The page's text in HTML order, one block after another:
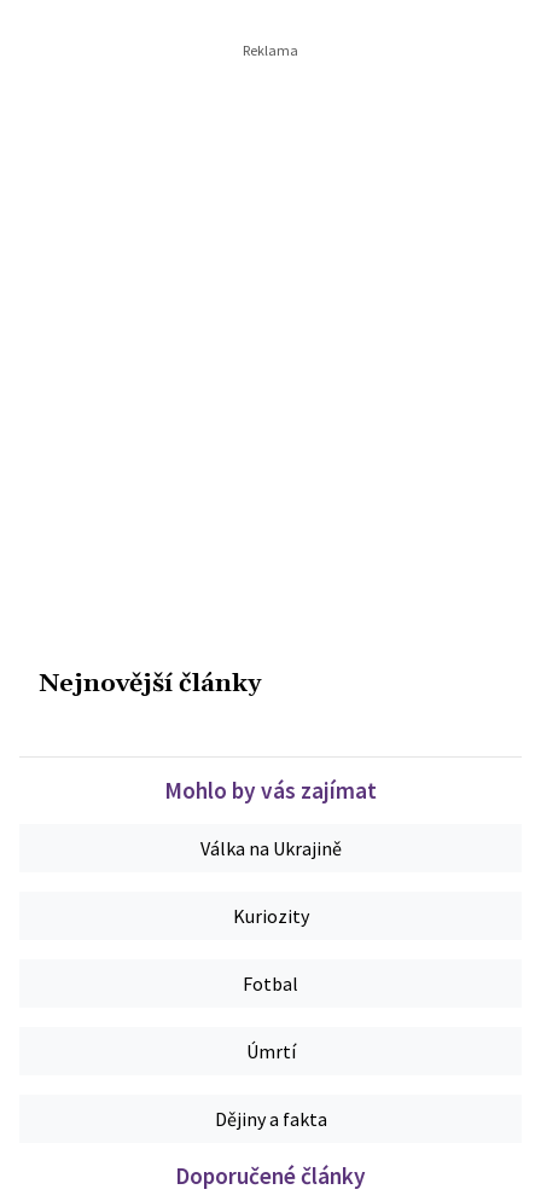
Nejnovější články
Mohlo by vás zajímat
Válka na Ukrajině
Kuriozity
Fotbal
Úmrtí
Dějiny a fakta
Doporučené články